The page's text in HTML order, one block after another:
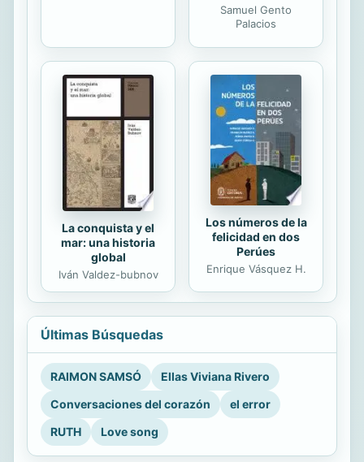
Samuel Gento
Palacios
La conquista y el
mar: una historia
global
Iván Valdez-bubnov
Los números de la
felicidad en dos
Perúes
Enrique Vásquez H.
Últimas Búsquedas
RAIMON SAMSÓ
Ellas Viviana Rivero
Conversaciones del corazón
el error
RUTH
Love song